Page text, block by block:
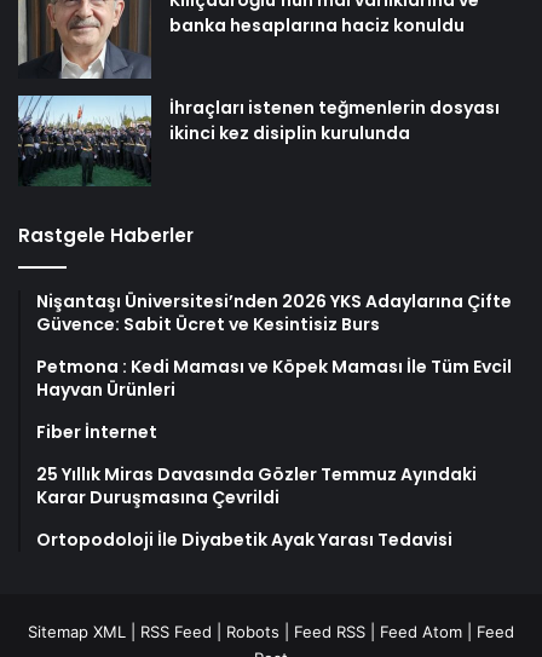
banka hesaplarına haciz konuldu
İhraçları istenen teğmenlerin dosyası
ikinci kez disiplin kurulunda
Rastgele Haberler
Nişantaşı Üniversitesi’nden 2026 YKS Adaylarına Çifte
Güvence: Sabit Ücret ve Kesintisiz Burs
Petmona : Kedi Maması ve Köpek Maması İle Tüm Evcil
Hayvan Ürünleri
Fiber İnternet
25 Yıllık Miras Davasında Gözler Temmuz Ayındaki
Karar Duruşmasına Çevrildi
Ortopodoloji İle Diyabetik Ayak Yarası Tedavisi
Sitemap XML RSS Feed Robots Feed RSS Feed Atom
Feed